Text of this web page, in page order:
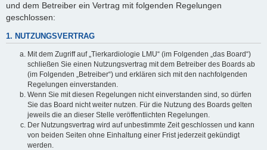
und dem Betreiber ein Vertrag mit folgenden Regelungen
geschlossen:
1. NUTZUNGSVERTRAG
Mit dem Zugriff auf „Tierkardiologie LMU“ (im Folgenden „das Board“)
schließen Sie einen Nutzungsvertrag mit dem Betreiber des Boards ab
(im Folgenden „Betreiber“) und erklären sich mit den nachfolgenden
Regelungen einverstanden.
Wenn Sie mit diesen Regelungen nicht einverstanden sind, so dürfen
Sie das Board nicht weiter nutzen. Für die Nutzung des Boards gelten
jeweils die an dieser Stelle veröffentlichten Regelungen.
Der Nutzungsvertrag wird auf unbestimmte Zeit geschlossen und kann
von beiden Seiten ohne Einhaltung einer Frist jederzeit gekündigt
werden.